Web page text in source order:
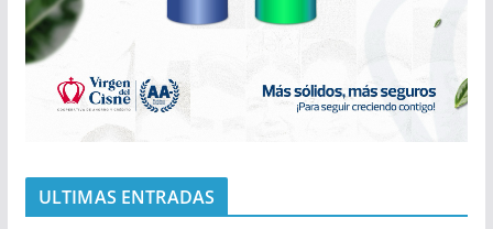
ULTIMAS ENTRADAS